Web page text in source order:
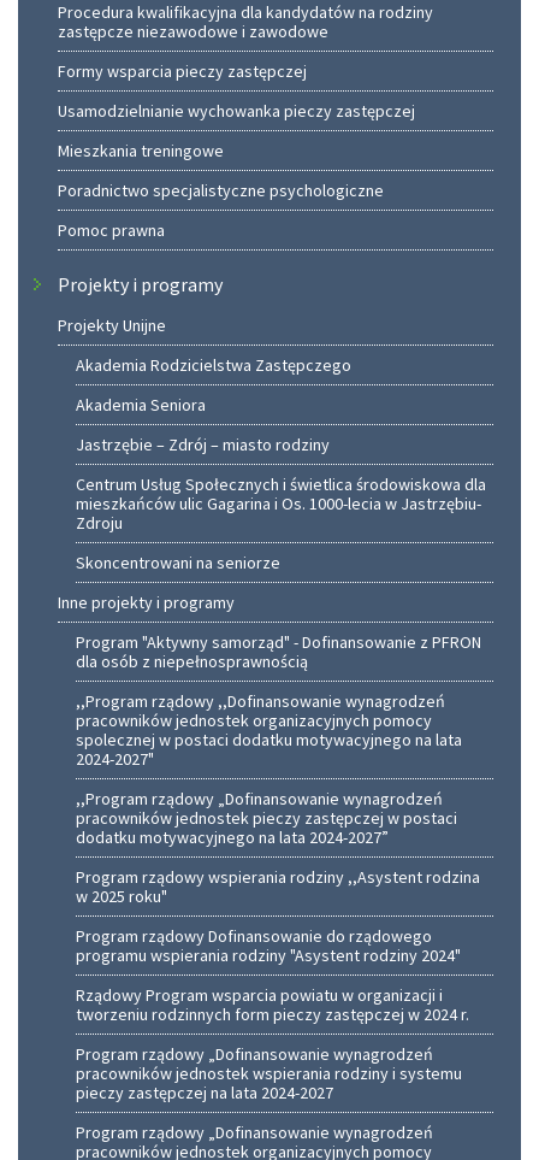
Procedura kwalifikacyjna dla kandydatów na rodziny
zastępcze niezawodowe i zawodowe
Formy wsparcia pieczy zastępczej
Usamodzielnianie wychowanka pieczy zastępczej
Mieszkania treningowe
Poradnictwo specjalistyczne psychologiczne
Pomoc prawna
Projekty i programy
Projekty Unijne
Akademia Rodzicielstwa Zastępczego
Akademia Seniora
Jastrzębie – Zdrój – miasto rodziny
Centrum Usług Społecznych i świetlica środowiskowa dla
mieszkańców ulic Gagarina i Os. 1000-lecia w Jastrzębiu-
Zdroju
Skoncentrowani na seniorze
Inne projekty i programy
Program "Aktywny samorząd" - Dofinansowanie z PFRON
dla osób z niepełnosprawnością
,,Program rządowy ,,Dofinansowanie wynagrodzeń
pracowników jednostek organizacyjnych pomocy
spolecznej w postaci dodatku motywacyjnego na lata
2024-2027"
,,Program rządowy „Dofinansowanie wynagrodzeń
pracowników jednostek pieczy zastępczej w postaci
dodatku motywacyjnego na lata 2024-2027”
Program rządowy wspierania rodziny ,,Asystent rodzina
w 2025 roku"
Program rządowy Dofinansowanie do rządowego
programu wspierania rodziny "Asystent rodziny 2024"
Rządowy Program wsparcia powiatu w organizacji i
tworzeniu rodzinnych form pieczy zastępczej w 2024 r.
Program rządowy „Dofinansowanie wynagrodzeń
pracowników jednostek wspierania rodziny i systemu
pieczy zastępczej na lata 2024-2027
Program rządowy „Dofinansowanie wynagrodzeń
pracowników jednostek organizacyjnych pomocy